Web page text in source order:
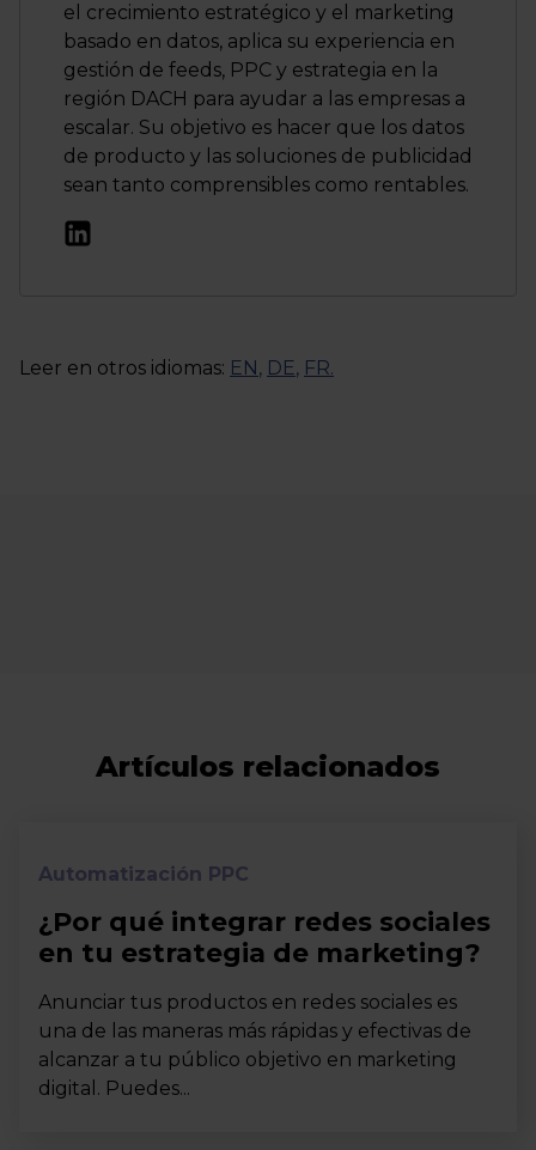
el crecimiento estratégico y el marketing
basado en datos, aplica su experiencia en
gestión de feeds, PPC y estrategia en la
región DACH para ayudar a las empresas a
escalar. Su objetivo es hacer que los datos
de producto y las soluciones de publicidad
sean tanto comprensibles como rentables.
Leer en otros idiomas: EN, DE, FR.
Artículos relacionados
Automatización PPC
¿Por qué integrar redes sociales
en tu estrategia de marketing?
Anunciar tus productos en redes sociales es
una de las maneras más rápidas y efectivas de
alcanzar a tu público objetivo en marketing
digital. Puedes...